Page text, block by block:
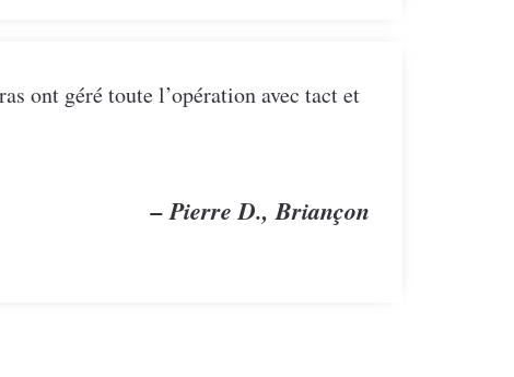
ont géré toute l’opération avec tact et
– Pierre D., Briançon